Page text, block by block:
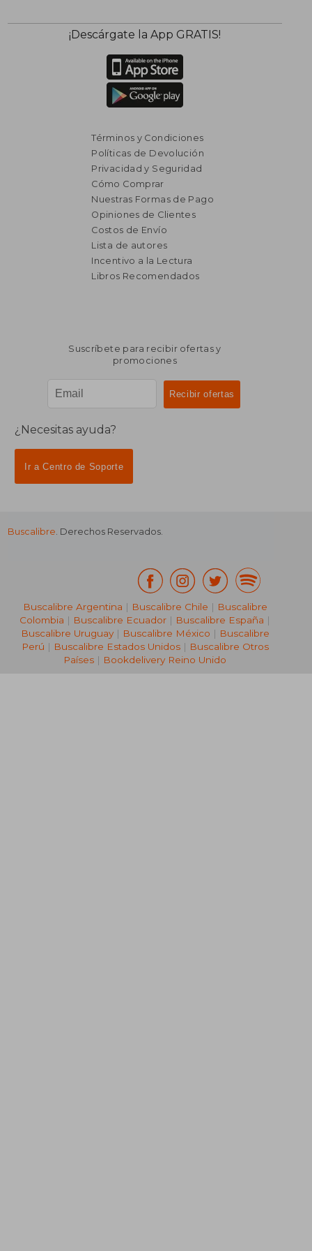
$ 1.665
$ 1.165
¡Descárgate la App GRATIS!
Términos y Condiciones
Políticas de Devolución
Privacidad y Seguridad
Cómo Comprar
Nuestras Formas de Pago
Opiniones de Clientes
Costos de Envío
Lista de autores
Incentivo a la Lectura
Libros Recomendados
Suscríbete para recibir ofertas y
promociones
¿Necesitas ayuda?
Ir a Centro de Soporte
Buscalibre. Derechos Reservados.
Buscalibre Argentina | Buscalibre Chile | Buscalibre
Colombia | Buscalibre Ecuador | Buscalibre España |
Buscalibre Uruguay| Buscalibre México | Buscalibre
Perú | Buscalibre Estados Unidos| Buscalibre Otros
Países | Bookdelivery Reino Unido